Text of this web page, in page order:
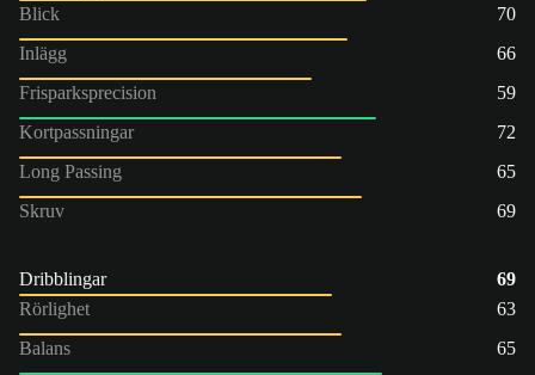
Blick
70
Inlägg
66
Frisparksprecision
59
Kortpassningar
72
Long Passing
65
Skruv
69
Dribblingar
69
Rörlighet
63
Balans
65